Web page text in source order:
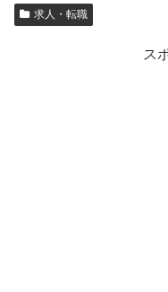
求人・転職
ス